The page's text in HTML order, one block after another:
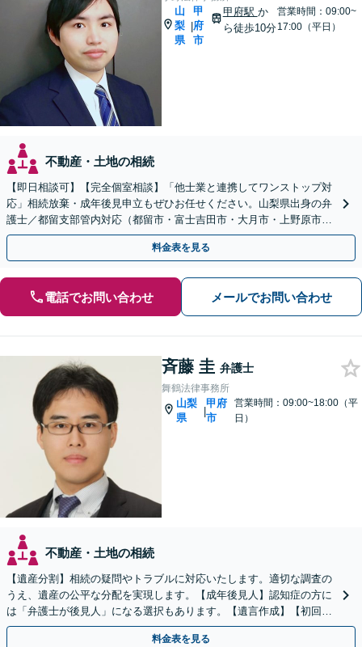
山
梨
県
|
甲
府
市
甲府駅 か
ら徒歩10分
営業時間：09:00~
17:00（平日）
不動産・土地の相続
【即日相談可】【完全個室相談】「他士業と連携してワンストップ対
応」相続放棄・成年後見申立もぜひお任せください。山梨県出身の弁
護士／都留支部管内対応（都留市・富士吉田市・大月市・上野原市・
富士河口湖町・西桂町ほか）
料金表を見る
電話でお問い合わせ メールでお問い合わせ
斉藤 圭 弁護士
舞鶴法律事務所
山梨
県
|
甲府
市
営業時間：09:00~18:00（平
日）
不動産・土地の相続
【遺産分割】相続の疑問やトラブルに対応いたします。適切な調査の
うえ、遺産の公平な分配を実現します。【成年後見人】認知症の方に
は「弁護士が後見人」になる選択もあります。【遺言作成】【初回面
談無料】
料金表を見る